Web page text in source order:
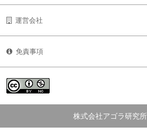
運営会社
免責事項
株式会社アゴラ研究所